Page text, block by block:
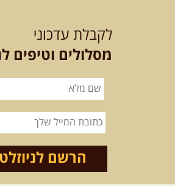
לקבלת עדכוני
מסלולים וטיפים
הרשם